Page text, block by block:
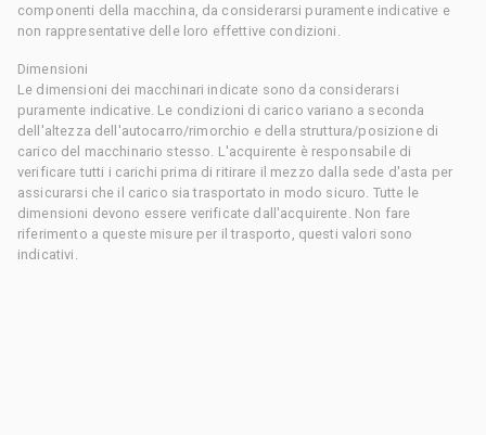
componenti della macchina, da considerarsi puramente indicative e
non rappresentative delle loro effettive condizioni.
Dimensioni
Le dimensioni dei macchinari indicate sono da considerarsi
puramente indicative. Le condizioni di carico variano a seconda
dell'altezza dell'autocarro/rimorchio e della struttura/posizione di
carico del macchinario stesso. L'acquirente è responsabile di
verificare tutti i carichi prima di ritirare il mezzo dalla sede d'asta per
assicurarsi che il carico sia trasportato in modo sicuro. Tutte le
dimensioni devono essere verificate dall'acquirente. Non fare
riferimento a queste misure per il trasporto, questi valori sono
indicativi.